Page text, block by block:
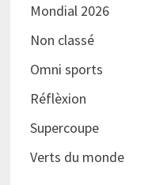
Mondial 2026
Non classé
Omni sports
Réflèxion
Supercoupe
Verts du monde